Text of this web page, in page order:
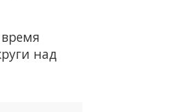
над